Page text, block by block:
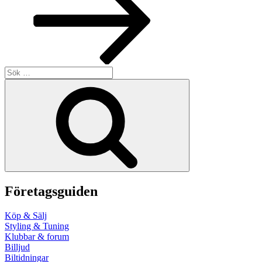
Sök
efter:
Företagsguiden
Köp & Sälj
Styling & Tuning
Klubbar & forum
Billjud
Biltidningar